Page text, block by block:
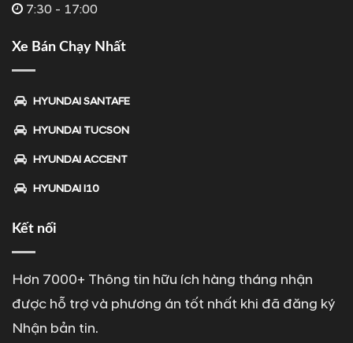
7:30 - 17:00
Xe Bán Chạy Nhất
HYUNDAI SANTAFE
HYUNDAI TUCSON
HYUNDAI ACCENT
HYUNDAI I10
Kết nối
Hơn 7000+ Thông tin hữu ích hàng tháng nhận
được hỗ trợ và phương án tốt nhất khi đã đăng ký
Nhận bản tin.